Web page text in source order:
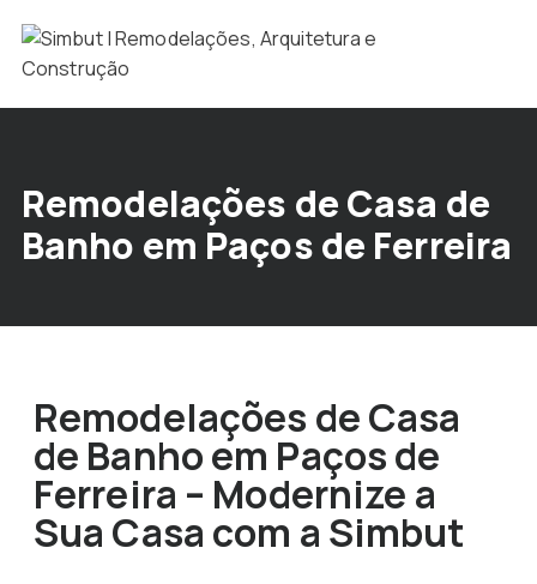
Remodelações de Casa de
Banho em Paços de Ferreira
Remodelações de Casa
de Banho em Paços de
Ferreira – Modernize a
Sua Casa com a Simbut